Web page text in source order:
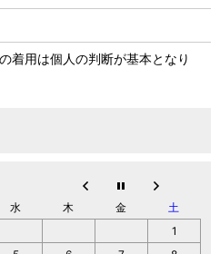
着用は個人の判断が基本となり
水 木 金
土
1